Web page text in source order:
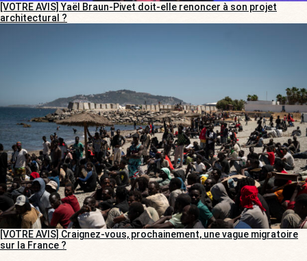
[VOTRE AVIS] Yaël Braun-Pivet doit-elle renoncer à son projet
architectural ?
[VOTRE AVIS] Craignez-vous, prochainement, une vague migratoire
sur la France ?